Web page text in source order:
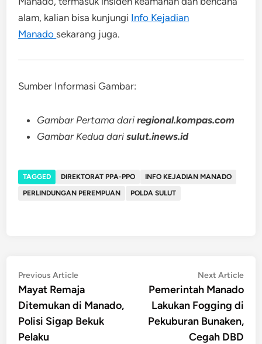
alam, kalian bisa kunjungi Info Kejadian
Manado sekarang juga.
Sumber Informasi Gambar:
Gambar Pertama dariregional.kompas.com
Gambar Kedua darisulut.inews.id
TAGGED DIREKTORAT PPA-PPO
INFO KEJADIAN MANADO
PERLINDUNGAN PEREMPUAN
POLDA SULUT
Post
navigation
Previous ArticlePrevious
article:
Mayat Remaja
Ditemukan di Manado,
Polisi Sigap Bekuk
Pelaku
Next Article
Pemerintah Manado
Lakukan Fogging di
Pekuburan Bunaken,
Cegah DBD